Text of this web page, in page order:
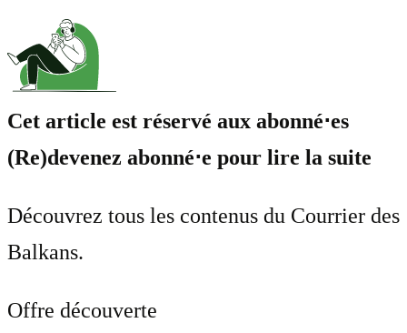
Cet article est réservé aux abonné⋅es
(Re)devenez abonné⋅e pour lire la suite
Découvrez tous les contenus du Courrier des
Balkans.
Offre découverte